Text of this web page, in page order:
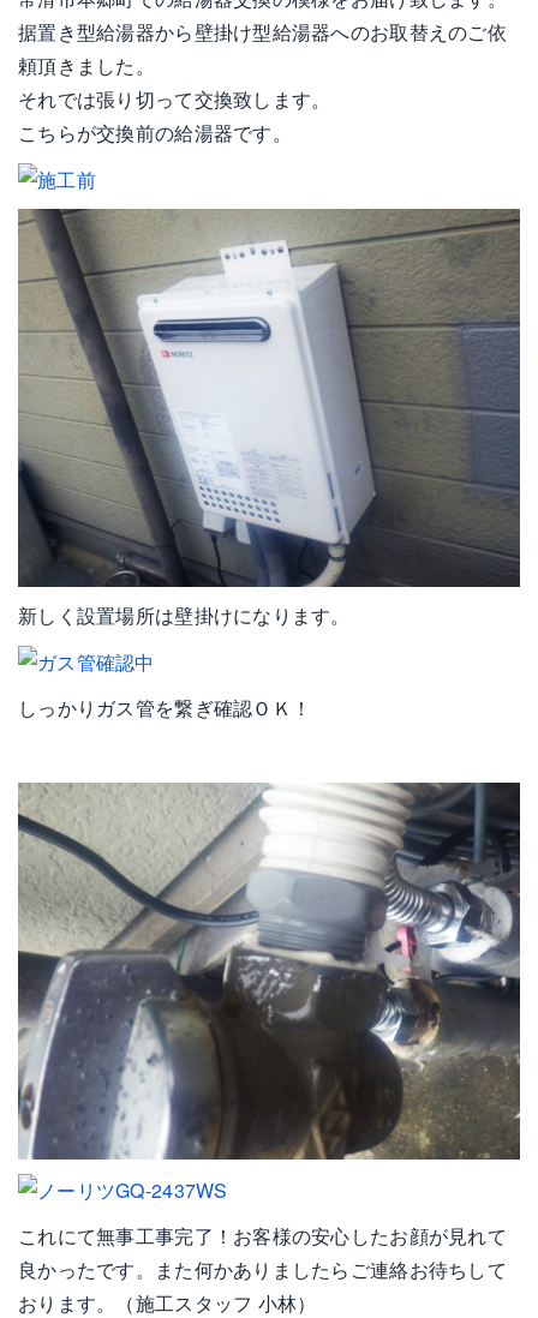
据置き型給湯器から壁掛け型給湯器へのお取替えのご依
頼頂きました。
それでは張り切って交換致します。
こちらが交換前の給湯器です。
新しく設置場所は壁掛けになります。
しっかりガス管を繋ぎ確認ＯＫ！
これにて無事工事完了！お客様の安心したお顔が見れて
良かったです。また何かありましたらご連絡お待ちして
おります。（施工スタッフ 小林）